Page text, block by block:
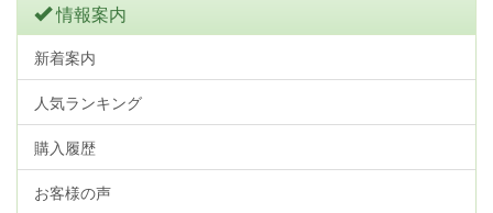
情報案内
新着案内
人気ランキング
購入履歴
お客様の声